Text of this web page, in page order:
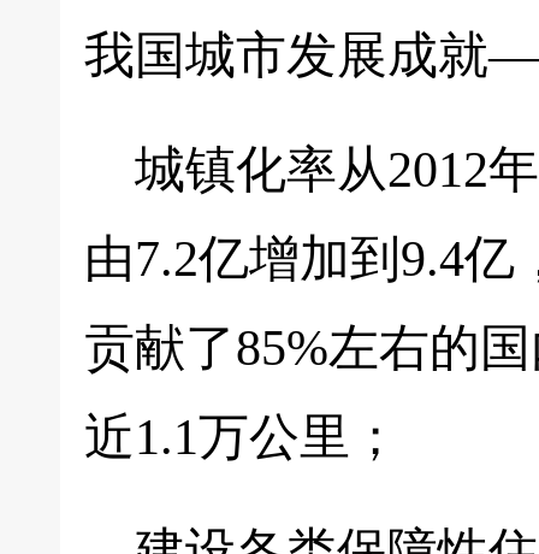
我国城市发展成
城镇化率从2012
由7.2亿增加到9.4
贡献了85%左右的
近1.1万公里；